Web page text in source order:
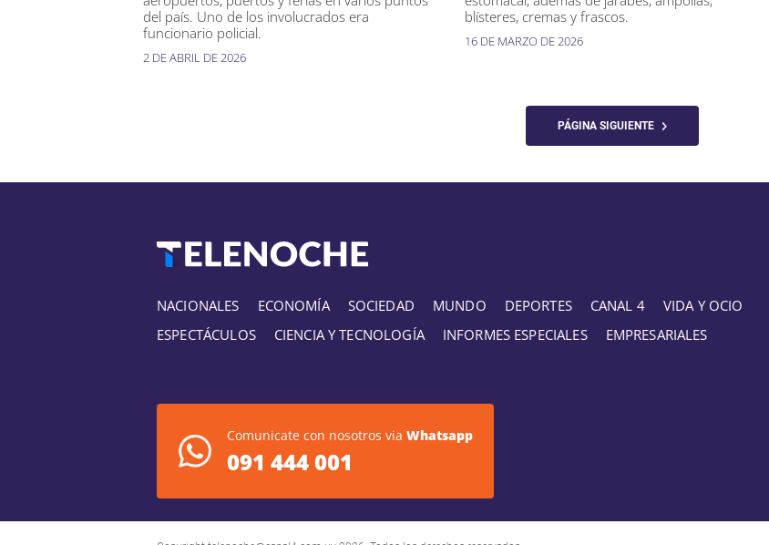
del país. Uno de los involucrados era
funcionario policial.
2 DE ABRIL DE 2026
blísteres, cremas y frascos.
16 DE MARZO DE 2026
PÁGINA SIGUIENTE
NACIONALES ECONOMÍA SOCIEDAD MUNDO DEPORTES CANAL 4
VIDA Y OCIO
ESPECTÁCULOS
CIENCIA Y TECNOLOGÍA INFORMES ESPECIALES EMPRESARIALES
Comunicate con nosotros via Whatsapp
091 444 001